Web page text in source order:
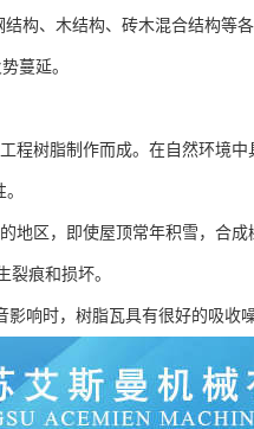
构、木结构、砖木混合结构等
蔓延。
树脂制作而成。在自然环境
区，即使屋顶常年积雪，合
裂痕和损坏。
响时，树脂瓦具有很好的吸收噪